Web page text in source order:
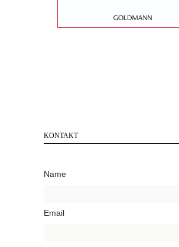
KONTAKT
Name
Email